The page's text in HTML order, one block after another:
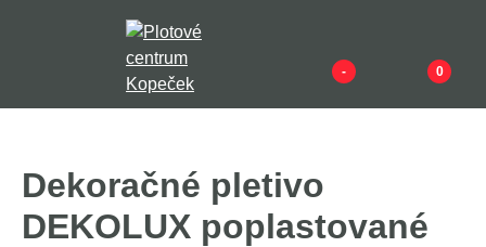
- 0
Dekoračné pletivo
DEKOLUX poplastované